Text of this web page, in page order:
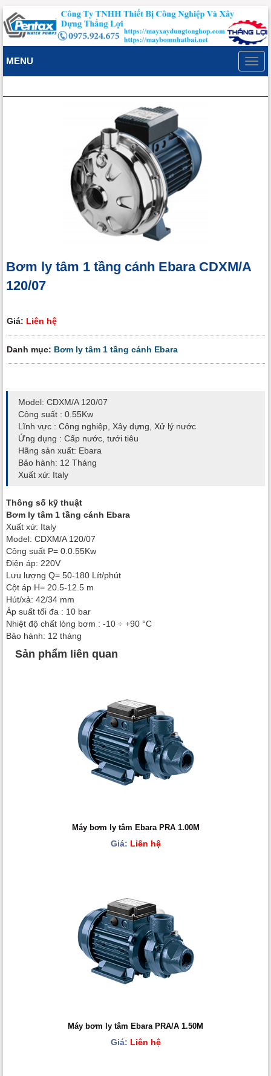
MENU
Bơm ly tâm 1 tầng cánh Ebara CDXM/A
120/07
Giá: Liên hệ
Danh mục: Bơm ly tâm 1 tầng cánh Ebara
Model: CDXM/A 120/07
Công suất : 0.55Kw
Lĩnh vực : Công nghiệp, Xây dựng, Xử lý nước
Ứng dụng : Cấp nước, tưới tiêu
Hãng sản xuất: Ebara
Bảo hành: 12 Tháng
Xuất xứ: Italy
Thông số kỹ thuật
Bơm ly tâm 1 tầng cánh Ebara
Xuất xứ: Italy
Model: CDXM/A 120/07
Công suất P= 0.0.55Kw
Điện áp: 220V
Lưu lượng Q= 50-180 Lít/phút
Cột áp H= 20.5-12.5 m
Hút/xả: 42/34 mm
Áp suất tối đa : 10 bar
Nhiệt độ chất lỏng bơm : -10 ÷ +90 °C
Bảo hành: 12 tháng
Sản phẩm liên quan
Máy bơm ly tâm Ebara PRA 1.00M
Giá: Liên hệ
Máy bơm ly tâm Ebara PRA/A 1.50M
Giá: Liên hệ